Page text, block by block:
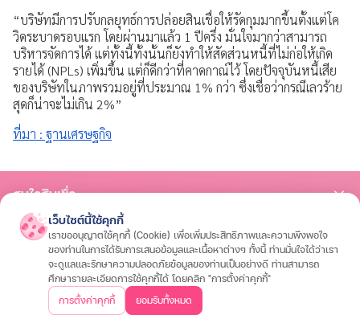
“บริษัทมีการปรับกลยุทธ์การปล่อยสินเชื่อให้รัดกุมมากขึ้นตั้งแต่โค
วิดระบาดรอบแรก โดยผ่านมาแล้ว 1 ปีครึ่ง มั่นใจมากว่าสามารถ
บริหารจัดการได้ แต่ทั้งนี้ทั้งนั้นก็ยังทำให้สัดส่วนหนี้ที่ไม่ก่อให้เกิด
รายได้ (NPLs) เพิ่มขึ้น แต่ก็ดีกว่าที่คาดกาณ์ไว้ โดยปัจจุบันหนี้เสีย
ของบริษัทในภาพรวมอยู่ที่ประมาณ 1% กว่า ซึ่งเชื่อว่ากรณีเลวร้าย
สุดก็น่าจะไม่เกิน 2%”
ที่มา : ฐานเศรษฐกิจ
สนใจสินเชื่อ
สินเชื่อรถมอเตอร์ไซค์สินเชื่อรถยนต์
สนใจประกัน
ประกันรถมอเตอร์ไซค์ประกันรถยนต์ประกันสุขภาพและโรคร้ายแรง
เกี่ยวกับเรา
วิสัยทัศน์และพันธกิจบริษัทฯ และวัฒนธรรมองค์กร
เว็บไซต์นี้ใช้คุกกี้
เราขออนุญาตใช้คุกกี้ (Cookie) เพื่อเพิ่มประสิทธิภาพและความพึงพอใจ
ของท่านในการได้รับการเสนอข้อมูลและเนื้อหาต่างๆ ทั้งนี้ ท่านมั่นใจได้ว่าเรา
จะดูแลและรักษาความปลอดภัยข้อมูลของท่านเป็นอย่างดี ท่านสามารถ
ศึกษารายละเอียดการใช้คุกกี้ได้ โดยคลิก "การตั้งค่าคุกกี้"
การตั้งค่าคุกกี้
ยอมรับทั้งหมด